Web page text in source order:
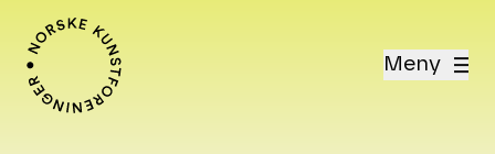
Meny